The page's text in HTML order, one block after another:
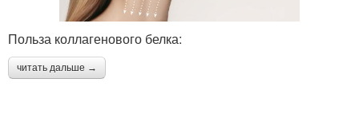
Польза коллагенового белка:
читать дальше →